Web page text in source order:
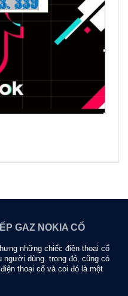
GAZ NOKIA CỔ
những chiếc điện thoại cổ
dùng. trong đó, cũng có
thoại cổ và coi đó là một